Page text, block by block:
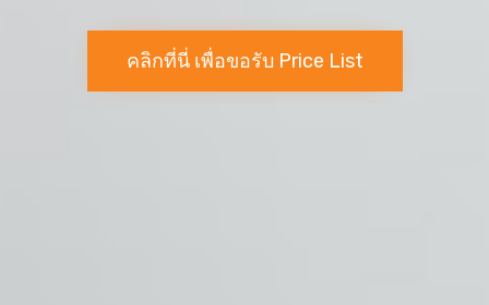
คลิกที่นี่ เพื่อขอรับ Price List